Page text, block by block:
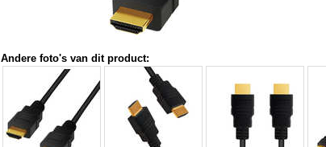
Andere foto's van dit product: